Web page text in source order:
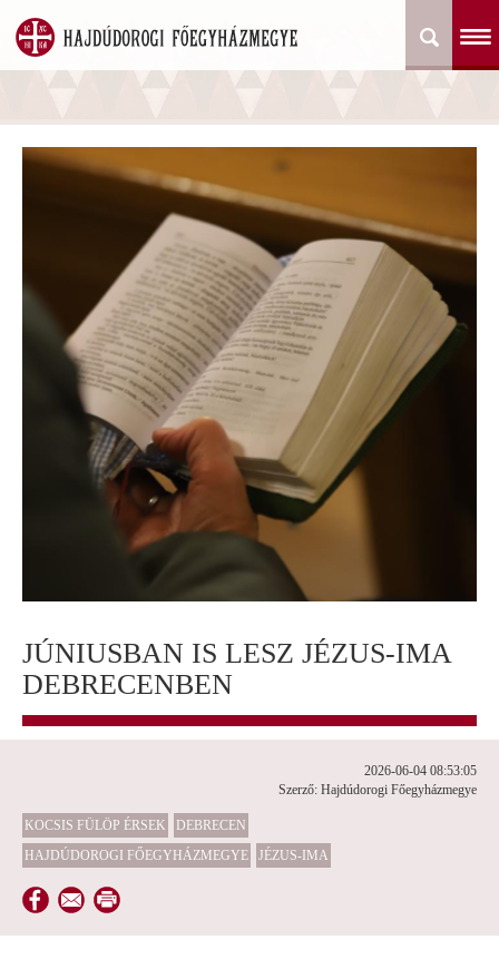
JÚNIUSBAN IS LESZ JÉZUS-IMA
DEBRECENBEN
2026-06-04 08:53:05
Szerző: Hajdúdorogi Főegyházmegye
KOCSIS FÜLÖP ÉRSEK
DEBRECEN
HAJDÚDOROGI FŐEGYHÁZMEGYE
JÉZUS-IMA